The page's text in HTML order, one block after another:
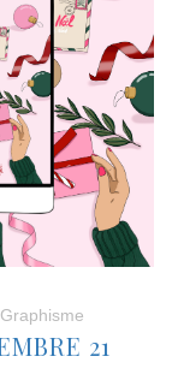
Graphisme
21